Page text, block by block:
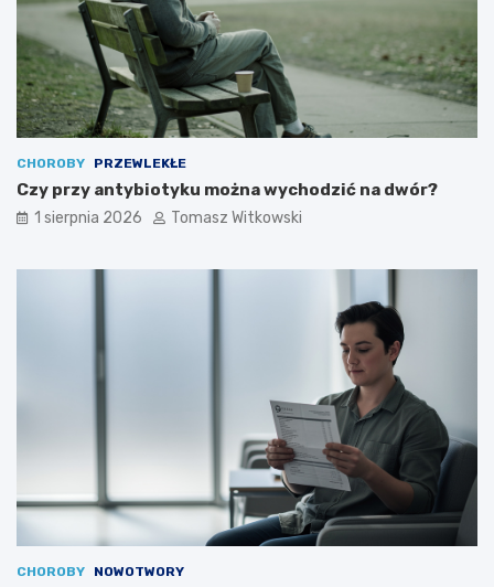
CHOROBY PRZEWLEKŁE
Czy przy antybiotyku można wychodzić na dwór?
1 sierpnia 2026 Tomasz Witkowski
CHOROBY NOWOTWORY